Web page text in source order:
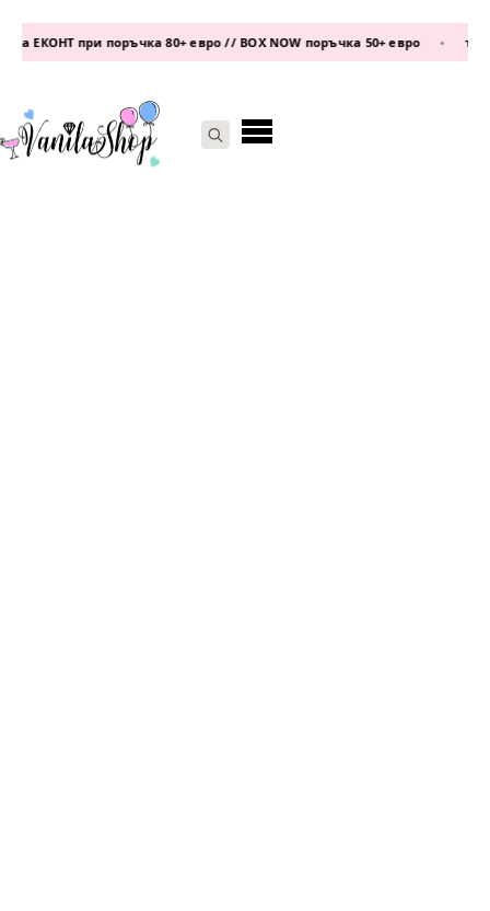
при поръчка 80+ евро // BOX NOW поръчка 50+ евро •